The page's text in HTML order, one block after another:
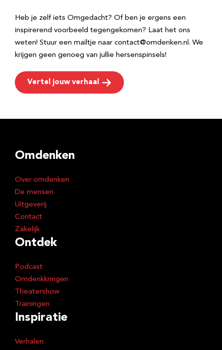
Heb je zelf iets Omgedacht? Of ben je ergens een
inspirerend voorbeeld tegengekomen? Laat het ons
weten! Stuur een mailtje naar contact@omdenken.nl. We
krijgen geen genoeg van jullie hersenspinsels!
Vertel jouw verhaal
Omdenken
Over omdenken
De mensen
Uitgeverij
Contact
Zakelijk
Ontdek
Podcast
Omdenkkringen
Theatershow
Trainingen
Inspiratie
Verhalen